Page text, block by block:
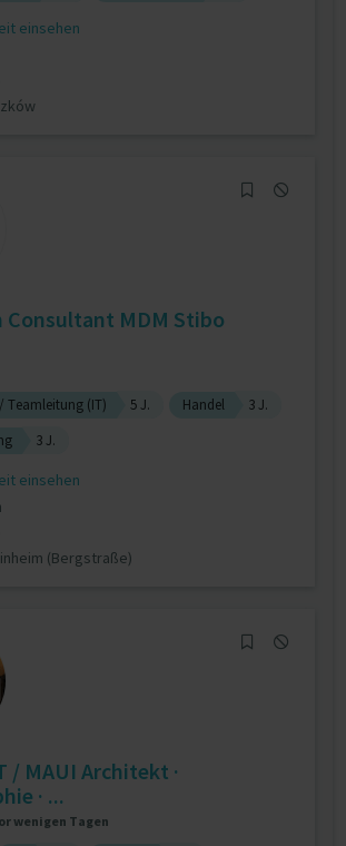
einsehen
MDM Stibo
Teamleitung (IT) 5 J. Handel
3 J.
3 J.
einsehen
(Bergstraße)
/ MAUI Architekt ·
· ...
wenigen Tagen